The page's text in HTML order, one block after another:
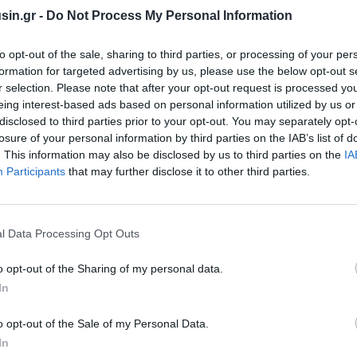
- Do Not Process My Personal Information
opt-out of the sale, sharing to third parties, or processing of your
for targeted advertising by us, please use the below opt-out
selection. Please note that after your opt-out request is processed
interest-based ads based on personal information utilized by us
to third parties prior to your opt-out. You may separately
of your personal information by third parties on the IAB’s list of
This information may also be disclosed by us to third parties on the
Participants that may further disclose it to other third parties.
Data Processing Opt Outs
opt-out of the Sharing of my personal data.
opt-out of the Sale of my Personal Data.
παραμείνουμε στη ζώνη ασφαλείας του νοτίου
τους κατοίκους του βόρειου
όλους τους πολίτες του κράτους».
αν είναι οι διπλωματικές εξελίξεις που θα
πυρηνικό όπλο. Όσο είμαι πρωθυπουργός του